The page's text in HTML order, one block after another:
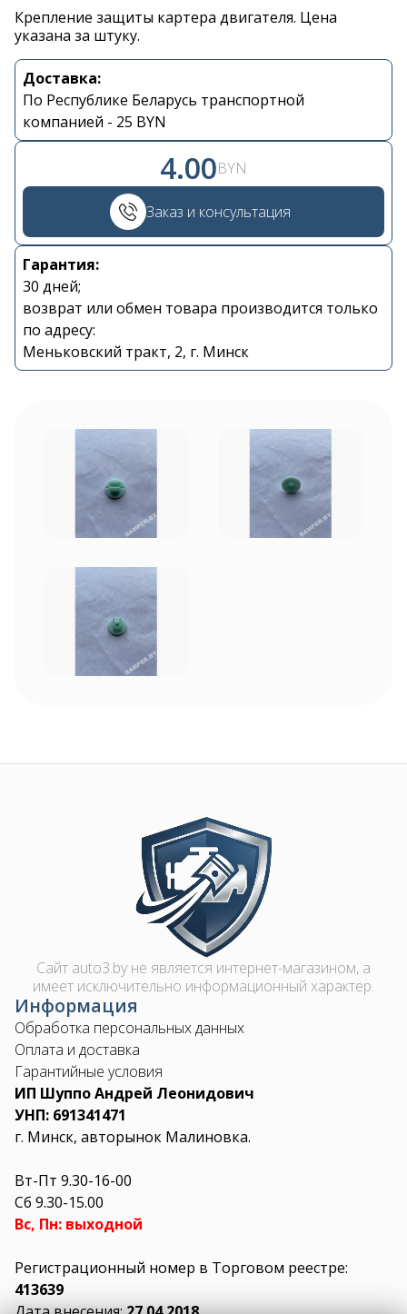
Крепление защиты картера двигателя. Цена
указана за штуку.
Доставка:
По Республике Беларусь транспортной
компанией - 25 BYN
4.00BYN
Заказ и консультация
Гарантия:
30 дней;
возврат или обмен товара производится только
по адресу:
Меньковский тракт, 2, г. Минск
Контакты
+375 29 870 15 80
Viber
shupik21@bk.ru
Image
Сайт auto3.by не является интернет-магазином, а
имеет исключительно информационный характер.
Информация
Обработка персональных данных
Оплата и доставка
Гарантийные условия
ИП Шуппо Андрей Леонидович
УНП: 691341471
г. Минск, авторынок Малиновка.
Вт-Пт 9.30-16-00
Сб 9.30-15.00
Вс, Пн: выходной
Регистрационный номер в Торговом реестре:
413639